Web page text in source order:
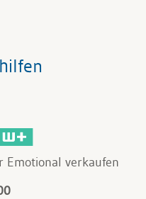
Emotional verkaufen